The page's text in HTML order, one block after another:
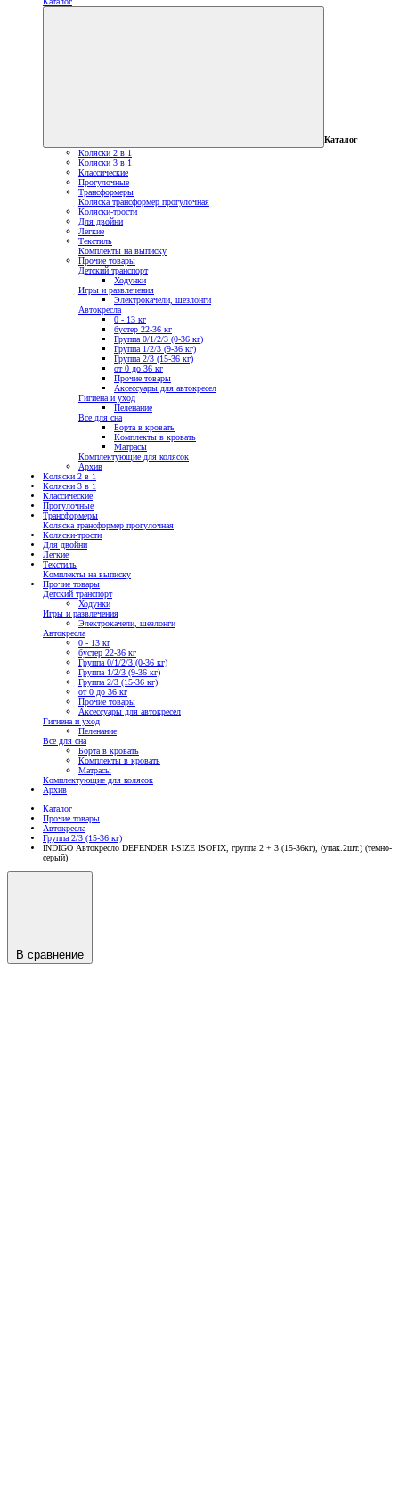
Каталог
Коляски 2 в 1
Коляски 3 в 1
Классические
Прогулочные
Трансформеры
Коляска трансформер прогулочная
Коляски-трости
Для двойни
Легкие
Текстиль
Комплекты на выписку
Прочие товары
Детский транспорт
Ходунки
Игры и развлечения
Электрокачели, шезлонги
Автокресла
0 - 13 кг
бустер 22-36 кг
Группа 0/1/2/3 (0-36 кг)
Группа 1/2/3 (9-36 кг)
Группа 2/3 (15-36 кг)
от 0 до 36 кг
Прочие товары
Аксессуары для автокресел
Гигиена и уход
Пеленание
Все для сна
Борта в кровать
Комплекты в кровать
Матрасы
Комплектующие для колясок
Архив
Коляски 2 в 1
Коляски 3 в 1
Классические
Прогулочные
Трансформеры
Коляска трансформер прогулочная
Коляски-трости
Для двойни
Легкие
Текстиль
Комплекты на выписку
Прочие товары
Детский транспорт
Ходунки
Игры и развлечения
Электрокачели, шезлонги
Автокресла
0 - 13 кг
бустер 22-36 кг
Группа 0/1/2/3 (0-36 кг)
Группа 1/2/3 (9-36 кг)
Группа 2/3 (15-36 кг)
от 0 до 36 кг
Прочие товары
Аксессуары для автокресел
Гигиена и уход
Пеленание
Все для сна
Борта в кровать
Комплекты в кровать
Матрасы
Комплектующие для колясок
Архив
Каталог
Прочие товары
Автокресла
Группа 2/3 (15-36 кг)
INDIGO Автокресло DEFENDER I-SIZE ISOFIX, группа 2 + 3 (15-36кг), (упак.2шт.) (темно-
серый)
В сравнение